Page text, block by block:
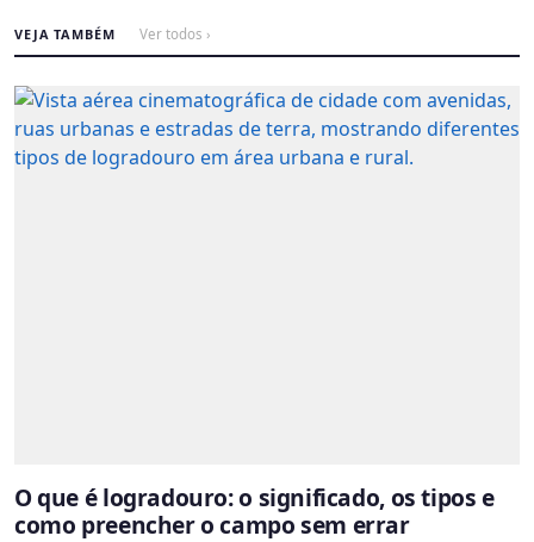
VEJA TAMBÉM Ver todos ›
O que é logradouro: o significado, os tipos e
como preencher o campo sem errar